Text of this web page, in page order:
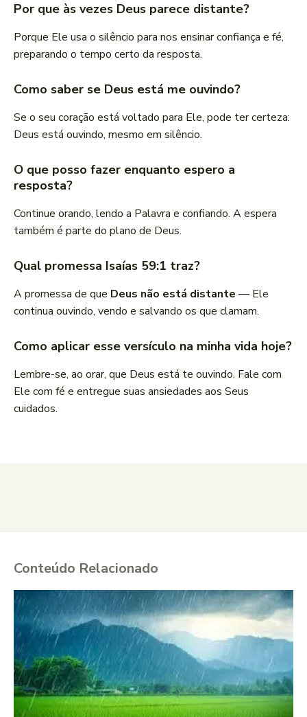
Por que às vezes Deus parece distante?
Porque Ele usa o silêncio para nos ensinar confiança e fé,
preparando o tempo certo da resposta.
Como saber se Deus está me ouvindo?
Se o seu coração está voltado para Ele, pode ter certeza:
Deus está ouvindo, mesmo em silêncio.
O que posso fazer enquanto espero a
resposta?
Continue orando, lendo a Palavra e confiando. A espera
também é parte do plano de Deus.
Qual promessa Isaías 59:1 traz?
A promessa de que Deus não está distante — Ele
continua ouvindo, vendo e salvando os que clamam.
Como aplicar esse versículo na minha vida hoje?
Lembre-se, ao orar, que Deus está te ouvindo. Fale com
Ele com fé e entregue suas ansiedades aos Seus
cuidados.
Conteúdo Relacionado